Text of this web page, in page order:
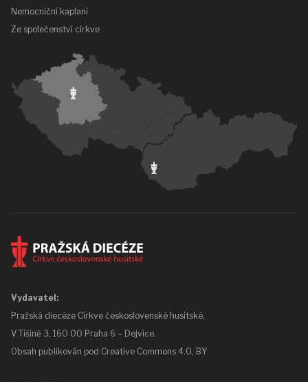
Nemocniční kaplani
Ze společenství církve
Vydavatel:
Pražská diecéze Církve československé husitské,
V Tišině 3, 160 00 Praha 6 – Dejvice.
Obsah publikován pod Creative Commons 4.0, BY